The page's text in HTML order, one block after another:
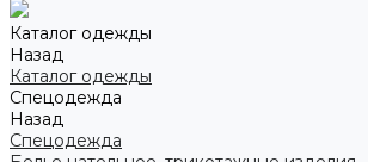
Каталог одежды
Назад
Каталог одежды
Спецодежда
Назад
Спецодежда